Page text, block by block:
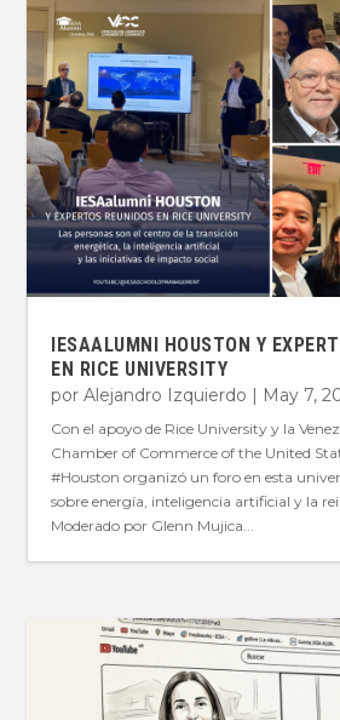
IESAALUMNI HOUSTON Y
EN RICE UNIVERSITY
porAlejandro Izquierdo | May 7,
Con el apoyo de Rice University y la
Chamber of Commerce of the United
#Houston organizó un foro en esta
sobre energía, inteligencia artificial y la
Moderado por Glenn Mujica...